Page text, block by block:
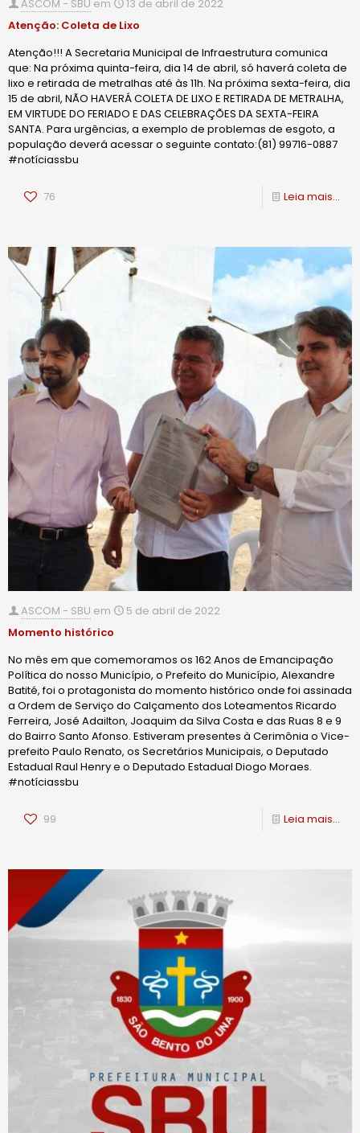
ASCOM - SBU em
13 de abril de 2022
Atenção: Coleta de Lixo
Atenção!!! A Secretaria Municipal de Infraestrutura comunica
que: Na próxima quinta-feira, dia 14 de abril, só haverá coleta de
lixo e retirada de metralhas até às 11h. Na próxima sexta-feira, dia
15 de abril, NÃO HAVERÁ COLETA DE LIXO E RETIRADA DE METRALHA,
EM VIRTUDE DO FERIADO E DAS CELEBRAÇÕES DA SEXTA-FEIRA
SANTA. Para urgências, a exemplo de problemas de esgoto, a
população deverá acessar o seguinte contato:(81) 99716-0887
#notíciassbu
76 Leia mais...
ASCOM - SBU em
5 de abril de 2022
Momento histórico
No mês em que comemoramos os 162 Anos de Emancipação
Política do nosso Município, o Prefeito do Município, Alexandre
Batité, foi o protagonista do momento histórico onde foi assinada
a Ordem de Serviço do Calçamento dos Loteamentos Ricardo
Ferreira, José Adailton, Joaquim da Silva Costa e das Ruas 8 e 9
do Bairro Santo Afonso. Estiveram presentes à Cerimônia o Vice-
prefeito Paulo Renato, os Secretários Municipais, o Deputado
Estadual Raul Henry e o Deputado Estadual Diogo Moraes.
#notíciassbu
99 Leia mais...